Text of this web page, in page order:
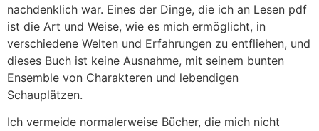
nachdenklich war. Eines der Dinge, die ich an Lesen pdf
ist die Art und Weise, wie es mich ermöglicht, in
verschiedene Welten und Erfahrungen zu entfliehen, und
dieses Buch ist keine Ausnahme, mit seinem bunten
Ensemble von Charakteren und lebendigen
Schauplätzen.
Ich vermeide normalerweise Bücher, die mich nicht